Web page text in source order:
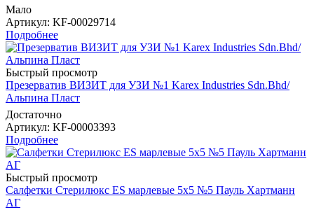
Мало
Артикул: KF-00029714
Подробнее
Быстрый просмотр
Презерватив ВИЗИТ для УЗИ №1 Karex Industries Sdn.Bhd/
Альпина Пласт
Достаточно
Артикул: KF-00003393
Подробнее
Быстрый просмотр
Салфетки Стерилюкс ES марлевые 5х5 №5 Пауль Хартманн
AГ